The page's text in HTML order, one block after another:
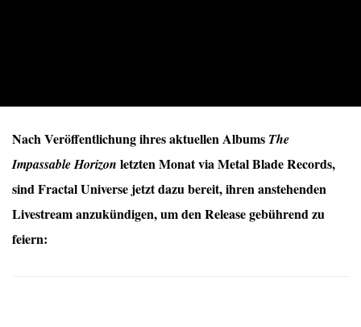
Nach Veröffentlichung ihres aktuellen Albums The
Impassable Horizon letzten Monat via Metal Blade Records,
sindFractal Universe jetzt dazu bereit, ihren anstehenden
Livestream anzukündigen, um den Release gebührend zu
feiern: